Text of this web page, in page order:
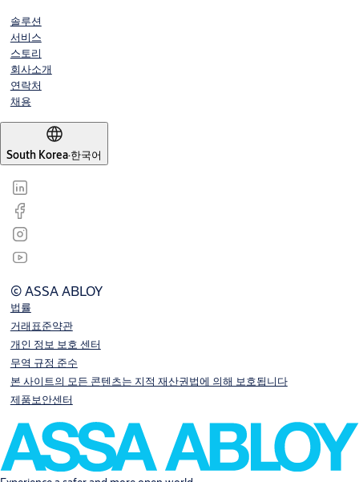
솔루션
서비스
스토리
회사소개
연락처
채용
South Korea·한국어
© ASSA ABLOY
법률
거래표준약관
개인 정보 보호 센터
무역 규정 준수
본 사이트의 모든 콘텐츠는 지적 재산권법에 의해 보호됩니다
제품보안센터